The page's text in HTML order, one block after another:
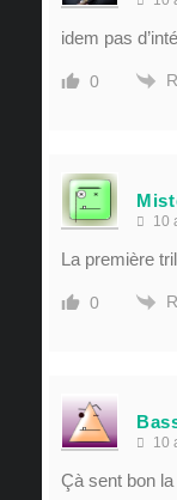
idem pas
0
10
La première
0
10
Çà sent bon